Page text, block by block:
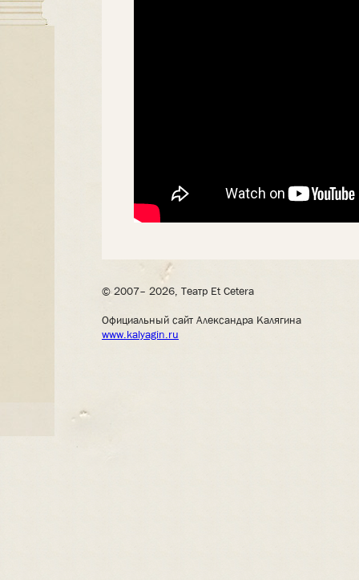
© 2007– 2026, Театр Et Cetera
Официальный сайт Александра Калягина
www.kalyagin.ru